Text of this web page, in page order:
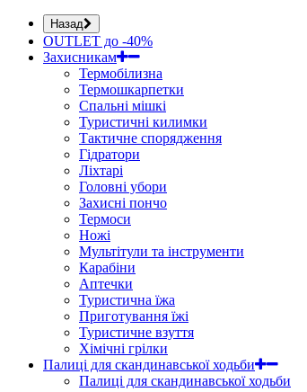
Назад
OUTLET до -40%
Захисникам
Термобілизна
Термошкарпетки
Спальні мішкі
Туристичні килимки
Тактичне спорядження
Гідратори
Ліхтарі
Головні убори
Захисні пончо
Термоси
Ножі
Мультітули та інструменти
Карабіни
Аптечки
Туристична їжа
Приготування їжі
Туристичне взуття
Хімічні грілки
Палиці для скандинавської ходьби
Палиці для скандинавської ходьби